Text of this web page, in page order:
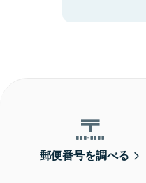
郵便番号を調べる